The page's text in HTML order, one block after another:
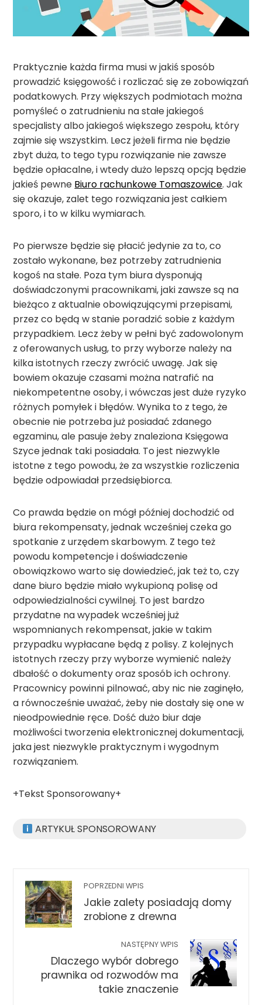
Praktycznie każda firma musi w jakiś sposób
prowadzić księgowość i rozliczać się ze zobowiązań
podatkowych. Przy większych podmiotach można
pomyśleć o zatrudnieniu na stałe jakiegoś
specjalisty albo jakiegoś większego zespołu, który
zajmie się wszystkim. Lecz jeżeli firma nie będzie
zbyt duża, to tego typu rozwiązanie nie zawsze
będzie opłacalne, i wtedy dużo lepszą opcją będzie
jakieś pewne Biuro rachunkowe Tomaszowice. Jak
się okazuje, zalet tego rozwiązania jest całkiem
sporo, i to w kilku wymiarach.
Po pierwsze będzie się płacić jedynie za to, co
zostało wykonane, bez potrzeby zatrudnienia
kogoś na stałe. Poza tym biura dysponują
doświadczonymi pracownikami, jaki zawsze są na
bieżąco z aktualnie obowiązującymi przepisami,
przez co będą w stanie poradzić sobie z każdym
przypadkiem. Lecz żeby w pełni być zadowolonym
z oferowanych usług, to przy wyborze należy na
kilka istotnych rzeczy zwrócić uwagę. Jak się
bowiem okazuje czasami można natrafić na
niekompetentne osoby, i wówczas jest duże ryzyko
różnych pomyłek i błędów. Wynika to z tego, że
obecnie nie potrzeba już posiadać zdanego
egzaminu, ale pasuje żeby znaleziona Księgowa
Szyce jednak taki posiadała. To jest niezwykle
istotne z tego powodu, że za wszystkie rozliczenia
będzie odpowiadał przedsiębiorca.
Co prawda będzie on mógł później dochodzić od
biura rekompensaty, jednak wcześniej czeka go
spotkanie z urzędem skarbowym. Z tego też
powodu kompetencje i doświadczenie
obowiązkowo warto się dowiedzieć, jak też to, czy
dane biuro będzie miało wykupioną polisę od
odpowiedzialności cywilnej. To jest bardzo
przydatne na wypadek wcześniej już
wspomnianych rekompensat, jakie w takim
przypadku wypłacane będą z polisy. Z kolejnych
istotnych rzeczy przy wyborze wymienić należy
dbałość o dokumenty oraz sposób ich ochrony.
Pracownicy powinni pilnować, aby nic nie zaginęło,
a równocześnie uważać, żeby nie dostały się one w
nieodpowiednie ręce. Dość dużo biur daje
możliwości tworzenia elektronicznej dokumentacji,
jaka jest niezwykle praktycznym i wygodnym
rozwiązaniem.
+Tekst Sponsorowany+
ARTYKUŁ SPONSOROWANY
POPRZEDNI WPIS
Jakie zalety posiadają domy
zrobione z drewna
NASTĘPNY WPIS
Dlaczego wybór dobrego
prawnika od rozwodów ma
takie znaczenie